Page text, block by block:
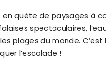
en quête de paysages à
spectaculaires,
plages du monde.
l’escalade !